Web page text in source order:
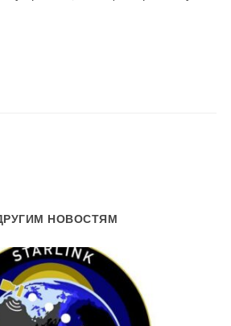
НОВОСТЯМ